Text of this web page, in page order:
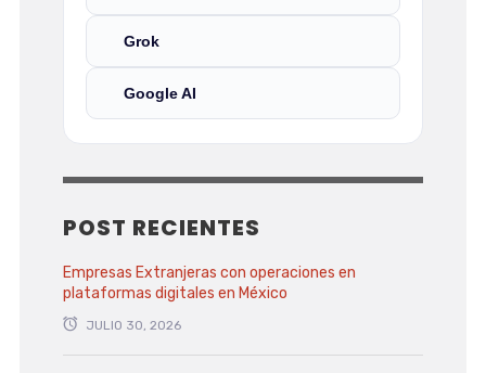
Grok
Google AI
POST RECIENTES
Empresas Extranjeras con operaciones en
plataformas digitales en México
JULIO 30, 2026